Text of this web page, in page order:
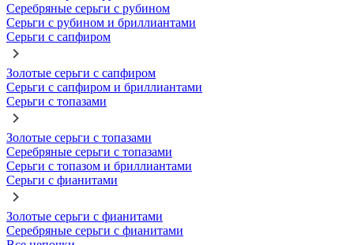
Серебряные серьги с рубином
Серьги с рубином и бриллиантами
Серьги с сапфиром
Золотые серьги с сапфиром
Серьги с сапфиром и бриллиантами
Серьги с топазами
Золотые серьги с топазами
Серебряные серьги с топазами
Серьги с топазом и бриллиантами
Серьги с фианитами
Золотые серьги с фианитами
Серебряные серьги с фианитами